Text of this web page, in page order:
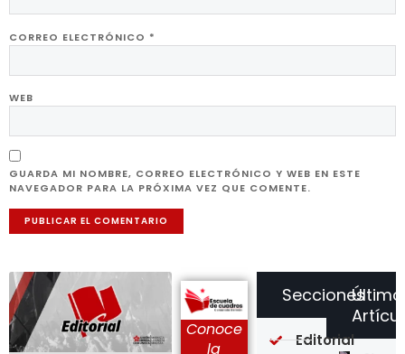
CORREO ELECTRÓNICO *
WEB
GUARDA MI NOMBRE, CORREO ELECTRÓNICO Y WEB EN ESTE
NAVEGADOR PARA LA PRÓXIMA VEZ QUE COMENTE.
Conoce
la
Secciones
Editorial